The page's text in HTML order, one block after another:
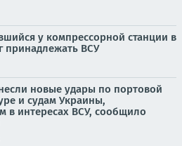
у компрессорной станции в
принадлежать ВСУ
новые удары по портовой
и судам Украины,
в интересах ВСУ, сообщило